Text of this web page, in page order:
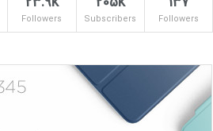
Followers
Subscribers
Followers